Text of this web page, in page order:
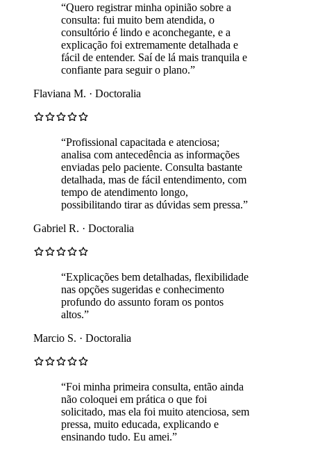
“Quero registrar minha opinião sobre a
consulta: fui muito bem atendida, o
consultório é lindo e aconchegante, e a
explicação foi extremamente detalhada e
fácil de entender. Saí de lá mais tranquila e
confiante para seguir o plano.”
Flaviana M. · Doctoralia
“Profissional capacitada e atenciosa;
analisa com antecedência as informações
enviadas pelo paciente. Consulta bastante
detalhada, mas de fácil entendimento, com
tempo de atendimento longo,
possibilitando tirar as dúvidas sem pressa.”
Gabriel R. · Doctoralia
“Explicações bem detalhadas, flexibilidade
nas opções sugeridas e conhecimento
profundo do assunto foram os pontos
altos.”
Marcio S. · Doctoralia
“Foi minha primeira consulta, então ainda
não coloquei em prática o que foi
solicitado, mas ela foi muito atenciosa, sem
pressa, muito educada, explicando e
ensinando tudo. Eu amei.”